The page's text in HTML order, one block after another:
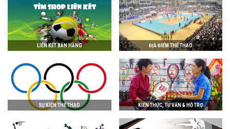
LIÊN KẾT BÁN HÀNG ĐỊA ĐIỂM THỂ THAO
SỰ KIỆN THỂ THAO KIẾN THỨC, TƯ VẤN & HỖ TRỢ